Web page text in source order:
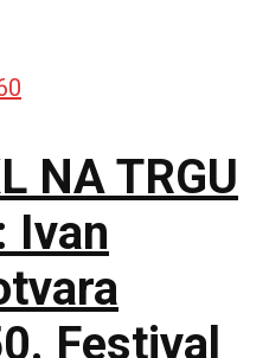
NA TRGU
Ivan
Festival